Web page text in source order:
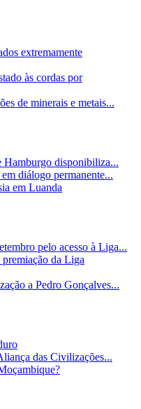
extremamente
às cordas por
de minerais e metais...
Hamburgo disponibiliza...
diálogo permanente...
em Luanda
pelo acesso à Liga...
da Liga
a Pedro Gonçalves...
das Civilizações...